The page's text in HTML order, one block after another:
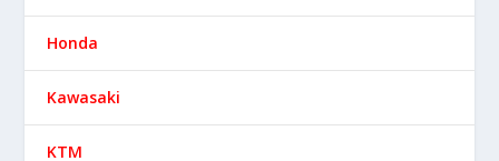
Honda
Kawasaki
KTM